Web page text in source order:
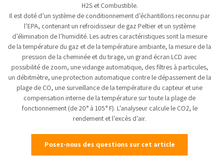
H2S et Combustible.
Il est doté d’un système de conditionnement d’échantillons reconnu par
l’EPA, contenant un refroidisseur de gaz Peltier et un système
d’élimination de l’humidité. Les autres caractéristiques sont la mesure
de la température du gaz et de la température ambiante, la mesure de la
pression de la cheminée et du tirage, un grand écran LCD avec
possibilité de zoom, une vidange automatique, des filtres à particules,
un débitmètre, une protection automatique contre le dépassement de la
plage de CO, une surveillance de la température du capteur et une
compensation interne de la température sur toute la plage de
fonctionnement (de 20° à 105° F). L’analyseur calcule le CO2, le
rendement et l’excès d’air.
Posez-nous des questions sur cet article